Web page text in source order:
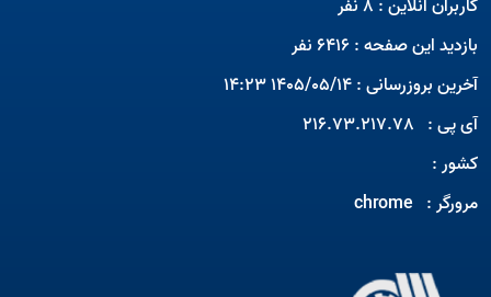
کاربران آنلاین : 8 نفر
بازدید این صفحه : 6416 نفر
آخرین بروزرسانی : 1405/05/14 14:23
آی پی : 216.73.217.78
کشور :
مرورگر : chrome